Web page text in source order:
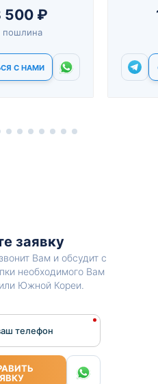
500 ₽
пошлина
С НАМИ
заявку
Вам и обсудит с
необходимого Вам
Южной Кореи.
телефон